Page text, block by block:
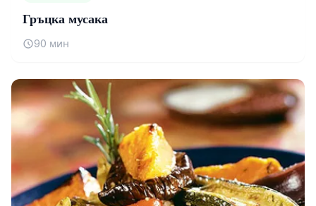
Гръцка мусака
90 мин